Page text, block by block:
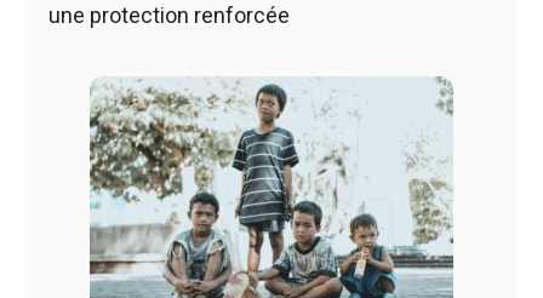
une protection renforcée